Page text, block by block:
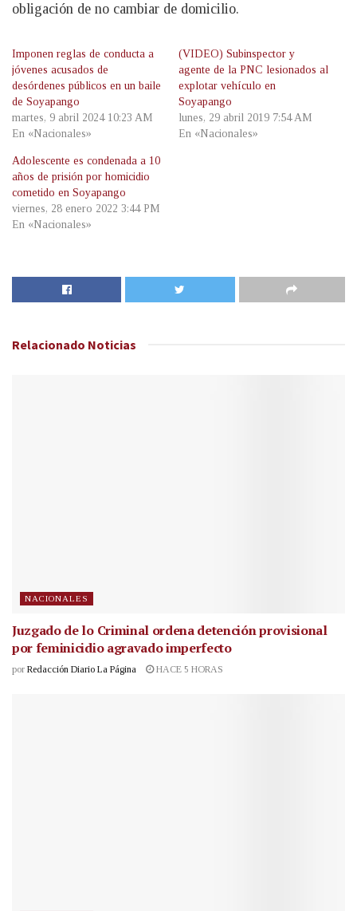
obligación de no cambiar de domicilio.
Imponen reglas de conducta a
jóvenes acusados de
desórdenes públicos en un baile
de Soyapango
martes, 9 abril 2024 10:23 AM
En «Nacionales»
(VIDEO) Subinspector y
agente de la PNC lesionados al
explotar vehículo en
Soyapango
lunes, 29 abril 2019 7:54 AM
En «Nacionales»
Adolescente es condenada a 10
años de prisión por homicidio
cometido en Soyapango
viernes, 28 enero 2022 3:44 PM
En «Nacionales»
Relacionado Noticias
NACIONALES
Juzgado de lo Criminal ordena detención provisional
por feminicidio agravado imperfecto
por Redacción Diario La Página HACE 5 HORAS